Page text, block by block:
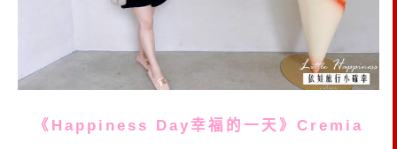
《Happiness Day幸福的一天》Cremia